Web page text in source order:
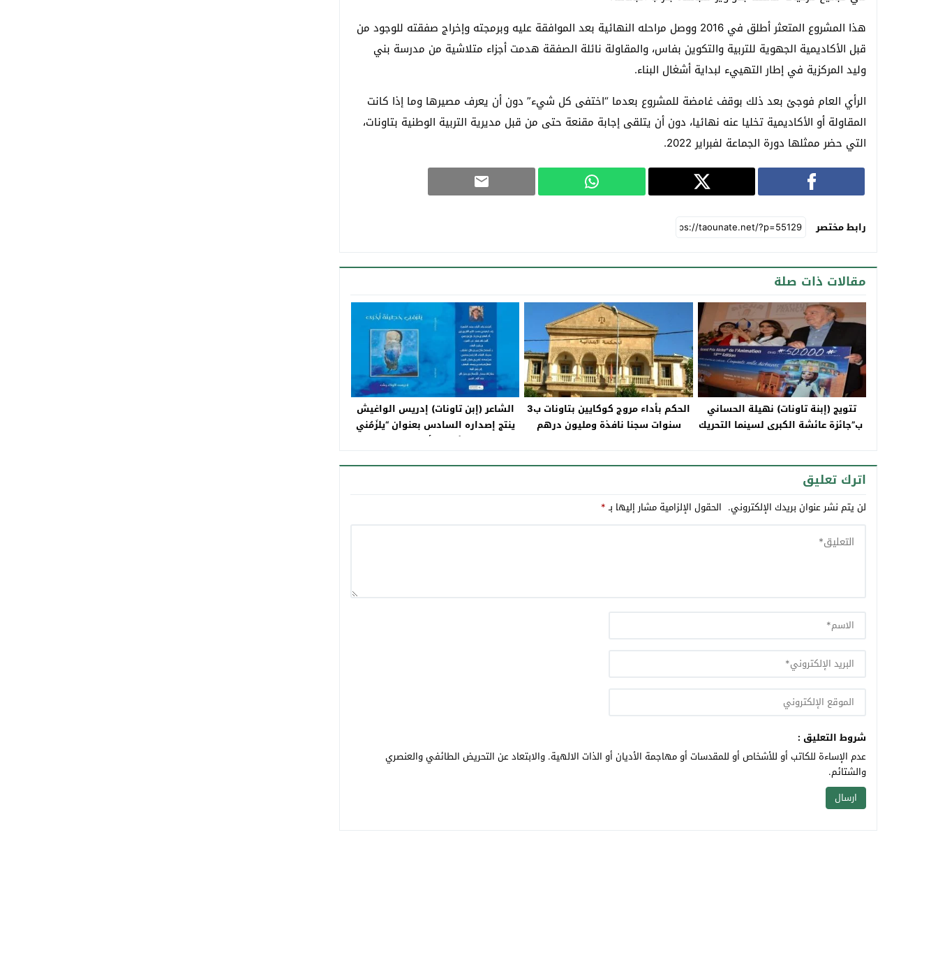
هذا المشروع المتعثر أطلق في 2016 ووصل مراحله النهائية بعد الموافقة عليه وبرمجته وإخراج صفقته للوجود من
قبل الأكاديمية الجهوية للتربية والتكوين بفاس، والمقاولة نائلة الصفقة هدمت أجزاء متلاشية من مدرسة بني
وليد المركزية في إطار التهييء لبداية أشغال البناء.
الرأي العام فوجئ بعد ذلك بوقف غامضة للمشروع بعدما “اختفى كل شيء” دون أن يعرف مصيرها وما إذا كانت
المقاولة أو الأكاديمية تخليا عنه نهائيا، دون أن يتلقى إجابة مقنعة حتى من قبل مديرية التربية الوطنية بتاونات،
التي حضر ممثلها دورة الجماعة لفبراير 2022.
رابط مختصر
مقالات ذات صلة
تتويج (إبنة تاونات) نهيلة الحساني
ب”جائزة عائشة الكبرى لسينما التحريك
الحكم بأداء مروج كوكايين بتاونات ب3
سنوات سجنا نافذة ومليون درهم
الشاعر (إبن تاونات) إدريس الواغيش
ينتج إصداره السادس بعنوان “يلزَمُني
خَطيئة أخرى”
اترك تعليق
لن يتم نشر عنوان بريدك الإلكتروني. الحقول الإلزامية مشار إليها بـ*
شروط التعليق :
عدم الإساءة للكاتب أو للأشخاص أو للمقدسات أو مهاجمة الأديان أو الذات الالهية. والابتعاد عن التحريض الطائفي والعنصري
والشتائم.